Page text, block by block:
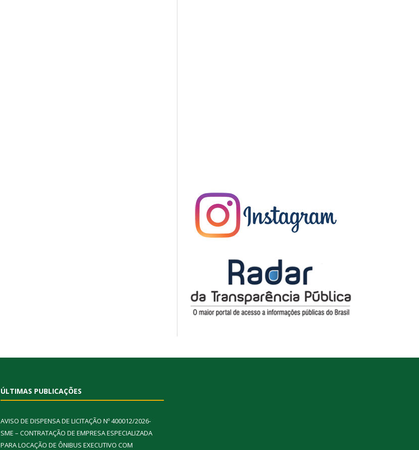
ÚLTIMAS PUBLICAÇÕES
AVISO DE DISPENSA DE LICITAÇÃO Nº 400012/2026-
SME – CONTRATAÇÃO DE EMPRESA ESPECIALIZADA
PARA LOCAÇÃO DE ÔNIBUS EXECUTIVO COM